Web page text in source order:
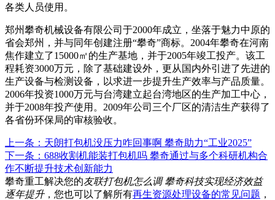
各类人员使用。
郑州攀奇机械设备有限公司于2000年成立，坐落于魅力中原的
省会郑州，并与同年创建注册“攀奇”商标。2004年攀奇在河南
焦作建立了15000㎡的生产基地，并于2005年竣工投产。该工
程耗资3000万元，除了基础建设外，更从国内外引进了先进的
生产设备与检测设备，以求进一步提升生产效率与产品质量。
2006年投资1000万元与台湾建立起台湾地区的生产加工中心，
并于2008年投产使用。2009年公司三个厂区的清洁生产获得了
各省份环保局的审核验收。
上一条：天朗打包机没压力咋回事啊 攀奇助力“工业2025”
下一条：688收割机能装打包机吗 攀奇通过与多个科研机构合
作不断提升技术创新能力
攀奇重工解决您的友联打包机怎么调 攀奇科技实现经济效益
逐年提升，您也可以了解所有再生资源处理设备的常见问题 ，